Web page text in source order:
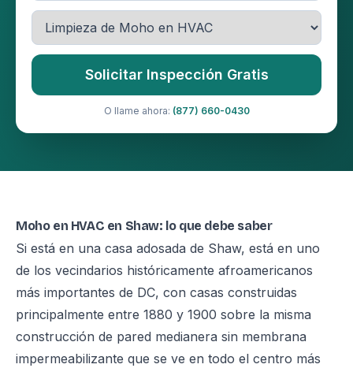
Solicitar Inspección Gratis
O llame ahora: (877) 660-0430
Moho en HVAC en Shaw: lo que debe saber
Si está en una casa adosada de Shaw, está en uno
de los vecindarios históricamente afroamericanos
más importantes de DC, con casas construidas
principalmente entre 1880 y 1900 sobre la misma
construcción de pared medianera sin membrana
impermeabilizante que se ve en todo el centro más